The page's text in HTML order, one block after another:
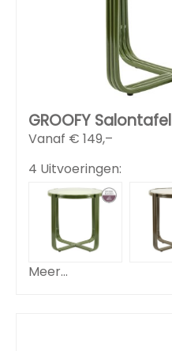
GROOFY Salontafel
Vanaf € 149,–
4 Uitvoeringen:
Meer...